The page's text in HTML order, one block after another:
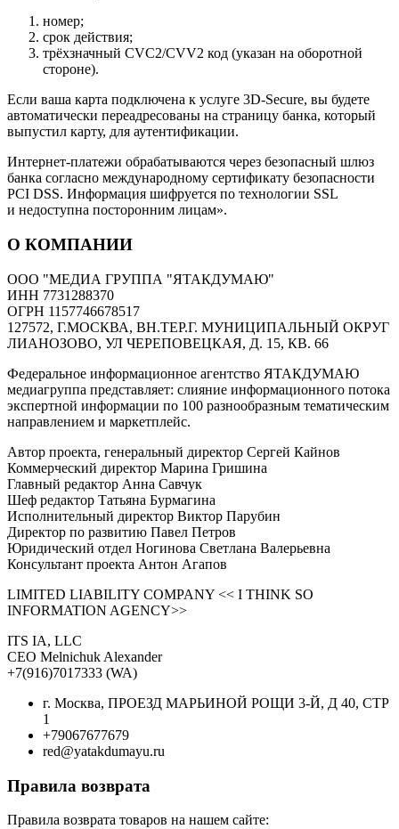
номер;
срок действия;
трёхзначный CVC2/CVV2 код (указан на оборотной
стороне).
Если ваша карта подключена к услуге 3D-Secure, вы будете
автоматически переадресованы на страницу банка, который
выпустил карту, для аутентификации.
Интернет-платежи обрабатываются через безопасный шлюз
банка согласно международному сертификату безопасности
PCI DSS. Информация шифруется по технологии SSL
и недоступна посторонним лицам».
О КОМПАНИИ
ООО "МЕДИА ГРУППА "ЯТАКДУМАЮ"
ИНН 7731288370
ОГРН 1157746678517
127572, Г.МОСКВА, ВН.ТЕР.Г. МУНИЦИПАЛЬНЫЙ ОКРУГ
ЛИАНОЗОВО, УЛ ЧЕРЕПОВЕЦКАЯ, Д. 15, КВ. 66
Федеральное информационное агентство ЯТАКДУМАЮ
медиагруппа представляет: слияние информационного потока
экспертной информации по 100 разнообразным тематическим
направлением и маркетплейс.
Автор проекта, генеральный директор Сергей Кайнов
Коммерческий директор Марина Гришина
Главный редактор Анна Савчук
Шеф редактор Татьяна Бурмагина
Исполнительный директор Виктор Парубин
Директор по развитию Павел Петров
Юридический отдел Ногинова Светлана Валерьевна
Консультант проекта Антон Агапов
LIMITED LIABILITY COMPANY << I THINK SO
INFORMATION AGENCY>>
ITS IA, LLC
CEO Melnichuk Alexander
+7(916)7017333 (WA)
г. Москва, ПРОЕЗД МАРЬИНОЙ РОЩИ 3-Й, Д 40, СТР
1
+79067677679
red@yatakdumayu.ru
Правила возврата
Правила возврата товаров на нашем сайте: